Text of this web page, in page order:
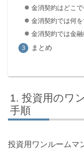
金消契約はどこで
金消契約では何を
金消契約では金
まとめ
投資用のワ
手順
投資用ワンルームマ